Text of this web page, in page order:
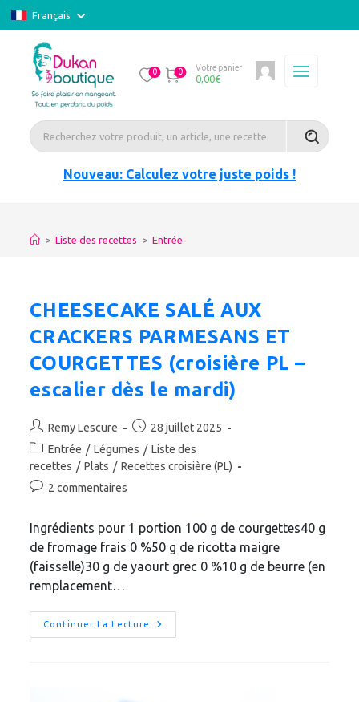
Français
0 0 Votre panier
0,00€
Nouveau: Calculez votre juste poids !
> Liste des recettes > Entrée
CHEESECAKE SALÉ AUX
CRACKERS PARMESANS ET
COURGETTES (croisière PL –
escalier dès le mardi)
Auteur/autrice
de
publication :
Remy Lescure
Publication
publiée :
28 juillet 2025
Post
category:
Entrée / Légumes / Liste des
recettes / Plats / Recettes croisière (PL)
Commentaires
publication :
2 commentaires
Ingrédients pour 1 portion 100 g de courgettes40 g
de fromage frais 0 %50 g de ricotta maigre
(faisselle)30 g de yaourt grec 0 %10 g de beurre (en
remplacement…
Continuer La Lecture
CHEESECAKE
SALÉ